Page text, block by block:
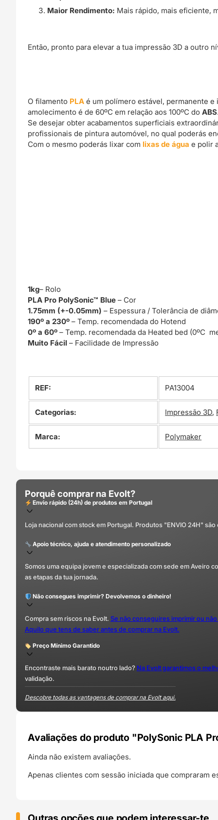
Maior Rendimento: Mais rápido, mais eficiente,
Então, pronto para elevar a tua impressão 3D a outro
O filamento PLA é um polímero estável, permanente
amolecimento é de 60ºC em relação aos 100ºC doABS
Se desejar obter acabamentos superficiais
profissionais de pintura automóvel, no qual poderás
Com o mesmo poderás lixar com lixas de água e polir
1kg– Rolo
PLA Pro PolySonic™ Blue– Cor
1.75mm (+-0.05mm) – Espessura / Tolerância de
190º a 230º – Temp. recomendada do Hotend
0º a 60º – Temp. recomendada da Heated bed (0ºC
Muito Fácil– Facilidade de Impressão
REF: PA13004
Categorias: Impressão 3D,
Marca: Polymaker
Porquê comprar na Evolt?
Envio rápido (24h) de produtos em Portugal
Loja nacional com stock em Portugal. Produtos "ENVIO 24H"
Apoio técnico, ajuda e atendimento personalizado
Somos uma equipa jovem e especializada com sede em Aveiro
as etapas da tua jornada.
Não consegues imprimir? Devolvemos o dinheiro!
Compra sem riscos na Evolt. Se não conseguires imprimir ou
Aquilo que tens de saber antes de comprar na Evolt.
Preço Mínimo Garantido
Encontraste mais barato noutro lado? Na Evolt garantimos o
validação.
Descobre todas as vantagens de comprar na Evolt aqui.
Avaliações do produto "PolySonic PLA
Ainda não existem avaliações.
Apenas clientes com sessão iniciada que compraram